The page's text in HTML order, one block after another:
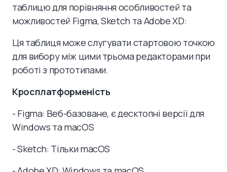
таблицю для порівняння особливостей та
можливостей Figma, Sketch та Adobe XD:
Ця таблиця може слугувати стартовою точкою
для вибору між цими трьома редакторами при
роботі з прототипами.
Кросплатформеність
- Figma: Веб-базоване, є десктопні версії для
Windows та macOS
- Sketch: Тільки macOS